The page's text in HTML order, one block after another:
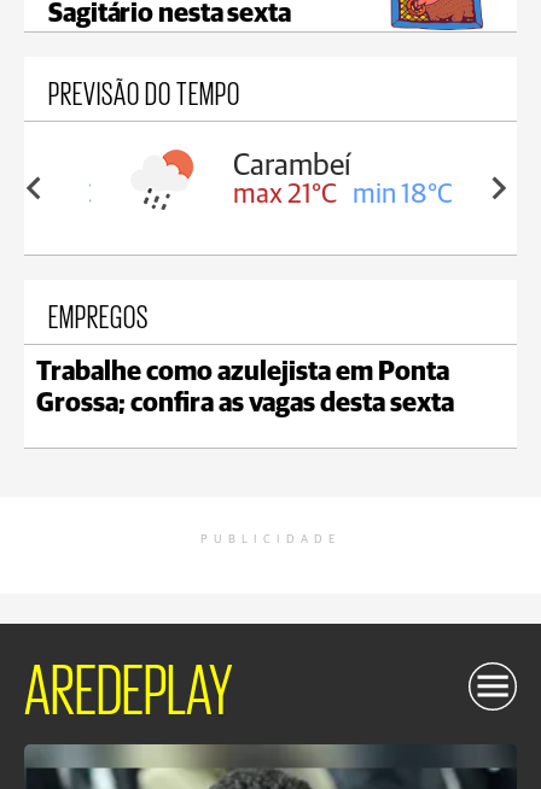
Sagitário nesta sexta
PREVISÃO DO TEMPO
18°C
Carambeí
max 21°C min 18°C
EMPREGOS
Trabalhe como azulejista em Ponta
Grossa; confira as vagas desta sexta
PUBLICIDADE
AREDEPLAY